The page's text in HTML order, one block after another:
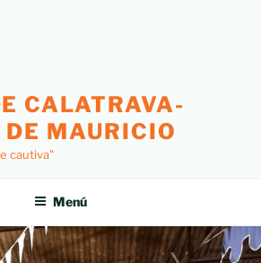
CALATRAVA-
MAURICIO
cautiva"
Menú